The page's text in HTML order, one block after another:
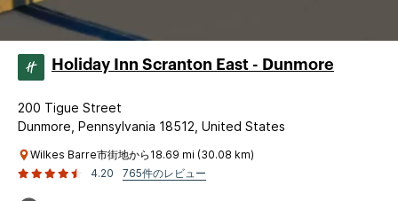
Holiday Inn Scranton East - Dunmore
200 Tigue Street
Dunmore, Pennsylvania 18512, United States
Wilkes Barre市街地から18.69 mi (30.08 km)
4.20
765件のレビュー